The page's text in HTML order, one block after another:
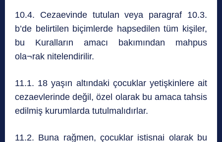
10.4. Cezaevinde tutulan veya paragraf 10.3.
b’de belirtilen biçimlerde hapsedilen tüm kişiler,
bu Kuralların amacı bakımından mahpus
ola¬rak nitelendirilir.
11.1. 18 yaşın altındaki çocuklar yetişkinlere ait
cezaevlerinde değil, özel olarak bu amaca tahsis
edilmiş kurumlarda tutulmalıdırlar.
11.2. Buna rağmen, çocuklar istisnai olarak bu